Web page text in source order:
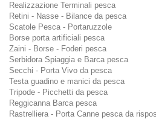
Realizzazione Terminali pesca
Retini - Nasse - Bilance da pesca
Scatole Pesca - Portaruzzole
Borse porta artificiali pesca
Zaini - Borse - Foderi pesca
Serbidora Spiaggia e Barca pesca
Secchi - Porta Vivo da pesca
Testa guadino e manici da pesca
Tripode - Picchetti da pesca
Reggicanna Barca pesca
Rastrelliera - Porta Canne pesca da